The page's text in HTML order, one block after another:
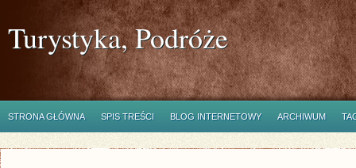
Turystyka, Podróże
STRONA GŁÓWNA SPIS TREŚCI BLOG INTERNETOWY ARCHIWUM